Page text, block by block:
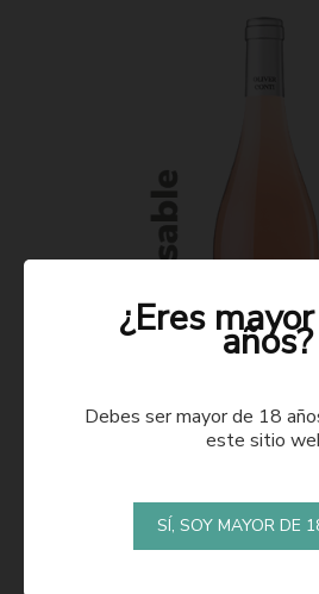
¿Eresaños?
Debes ser mayor de 18
este sitio
SÍ, SOY MAYOR DE